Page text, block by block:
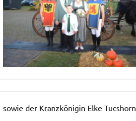
sowie der Kranzkönigin Elke Tucshorn